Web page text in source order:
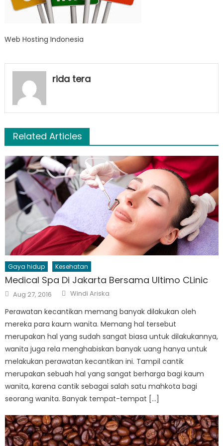
Web Hosting Indonesia
rida tera
Related Articles
Gaya hidup Kesehatan
Medical Spa Di Jakarta Bersama Ultimo CLinic
Posted
on
Aug 27, 2016 Author
Windi Ariska
Perawatan kecantikan memang banyak dilakukan oleh
mereka para kaum wanita. Memang hal tersebut
merupakan hal yang sudah sangat biasa untuk dilakukannya,
wanita juga rela menghabiskan banyak uang hanya untuk
melakukan perawatan kecantikan ini. Tampil cantik
merupakan sebuah hal yang sangat berharga bagi kaum
wanita, karena cantik sebagai salah satu mahkota bagi
seorang wanita. Banyak tempat-tempat […]